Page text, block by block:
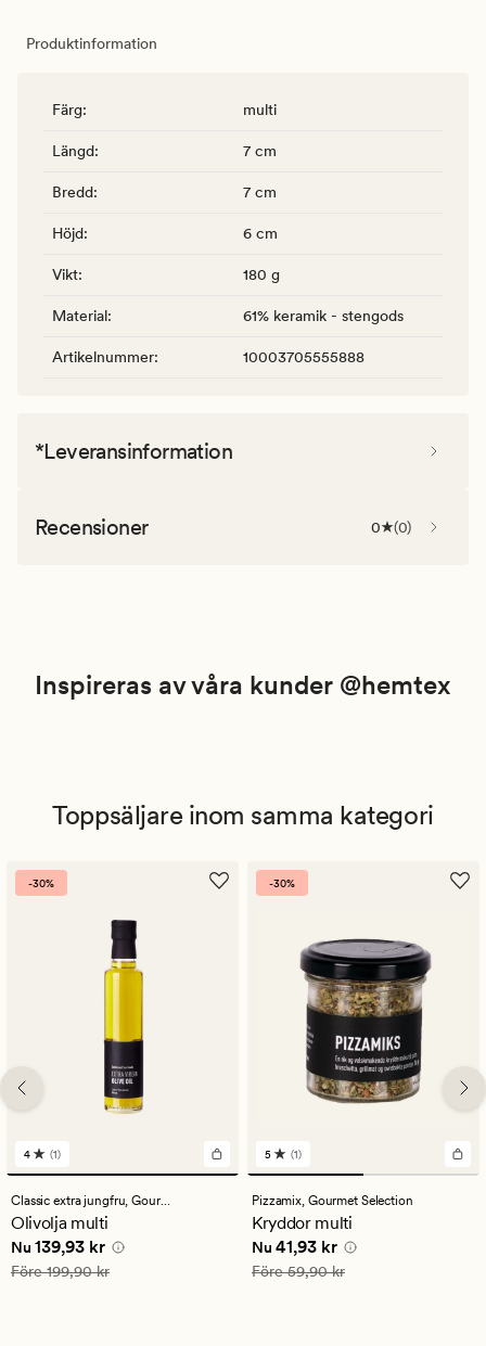
Produktinformation
Färg: multi
Längd: 7 cm
Bredd: 7 cm
Höjd: 6 cm
Vikt: 180 g
Material: 61% keramik - stengods
Artikelnummer: 10003705555888
*Leveransinformation
Recensioner 0 (0)
Inspireras av våra kunder @hemtex
Toppsäljare inom samma kategori
-30%
1
omdömen
med
ett
genomsnittligt
betyg
på
4
4 (1)
Classic extra jungfru,Gourmet Selection
Olivolja multi
Nuvarande pris
Nu 139,93 kr
Ordinarie pris 199,90 kr
Före199,90 kr
-30%
1
omdömen
med
ett
genomsnittligt
betyg
på
5
5 (1)
Pizzamix, Gourmet Selection
Kryddor multi
Nuvarande pris
Nu 41,93 kr
Ordinarie pris
Före59,90 kr